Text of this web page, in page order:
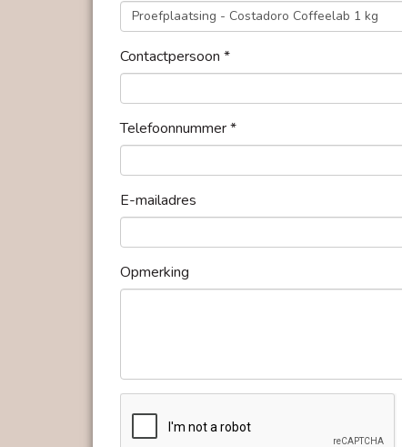
Contactpersoon *
Telefoonnummer *
E-mailadres
Opmerking